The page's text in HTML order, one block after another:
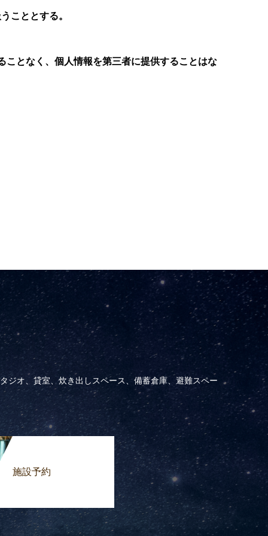
こととする。
となく、個人情報を第三者に提供することはな
ジオ、貸室、炊き出しスペース、備蓄倉庫、避難スペー
施設予約